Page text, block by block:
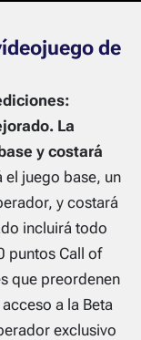
de
La
y costará
el juego base, un
y costará
incluirá todo
puntos Call of
que preordenen
a la Beta
exclusivo